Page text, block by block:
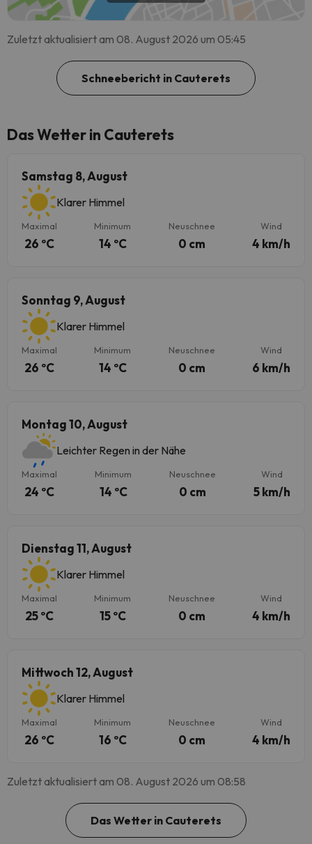
Zuletzt aktualisiert am 08. August 2026 um 05:45
Schneebericht in Cauterets
Das Wetter in Cauterets
Samstag 8, August
Klarer Himmel
Maximal
26 ºC
Minimum
14 ºC
Neuschnee
0 cm
Wind
4 km/h
Sonntag 9, August
Klarer Himmel
Maximal
26 ºC
Minimum
14 ºC
Neuschnee
0 cm
Wind
6 km/h
Montag 10, August
Leichter Regen in der Nähe
Maximal
24 ºC
Minimum
14 ºC
Neuschnee
0 cm
Wind
5 km/h
Dienstag 11, August
Klarer Himmel
Maximal
25 ºC
Minimum
15 ºC
Neuschnee
0 cm
Wind
4 km/h
Mittwoch 12, August
Klarer Himmel
Maximal
26 ºC
Minimum
16 ºC
Neuschnee
0 cm
Wind
4 km/h
Zuletzt aktualisiert am 08. August 2026 um 08:58
Das Wetter in Cauterets